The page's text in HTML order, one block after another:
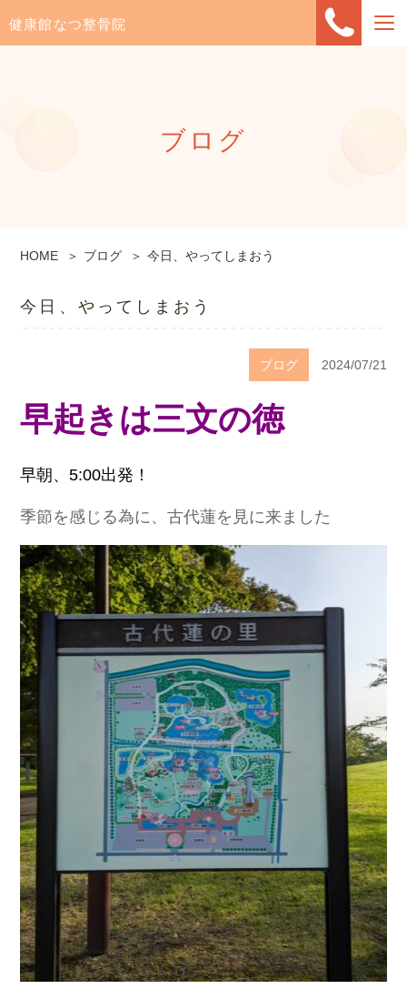
健康館なつ整骨院
ブログ
HOME ブログ 今日、やってしまおう
今日、やってしまおう
ブログ 2024/07/21
早起きは三文の徳
早朝、5:00出発！
季節を感じる為に、古代蓮を見に来ました